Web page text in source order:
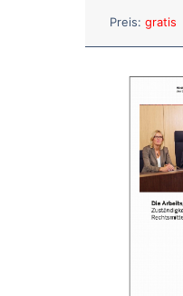
Preis: gratis